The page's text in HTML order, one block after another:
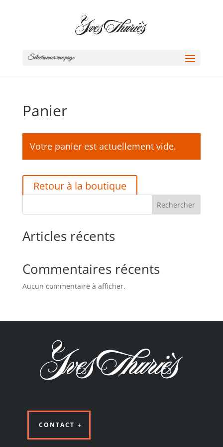
Sélectionner une page
Panier
Votre panier est actuellement vide.
Retour à la boutique
Rechercher
Articles récents
Commentaires récents
Aucun commentaire à afficher.
CONTACT